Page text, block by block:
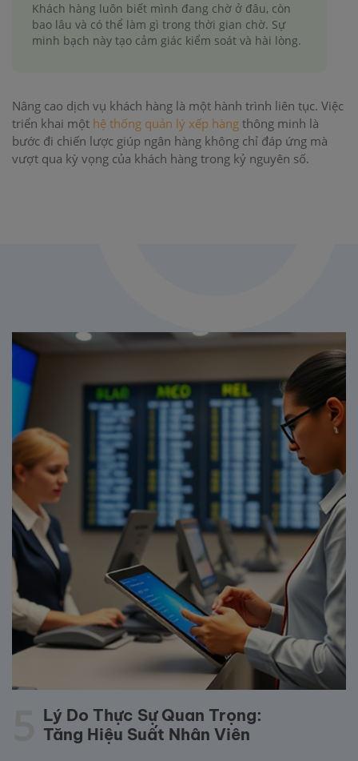
Khách hàng luôn biết mình đang chờ ở đâu, còn
bao lâu và có thể làm gì trong thời gian chờ. Sự
minh bạch này tạo cảm giác kiểm soát và hài lòng.
Nâng cao dịch vụ khách hàng là một hành trình liên tục. Việc
triển khai một hệ thống quản lý xếp hàng thông minh là
bước đi chiến lược giúp ngân hàng không chỉ đáp ứng mà
vượt qua kỳ vọng của khách hàng trong kỷ nguyên số.
Lý Do Thực Sự Quan Trọng:
Tăng Hiệu Suất Nhân Viên